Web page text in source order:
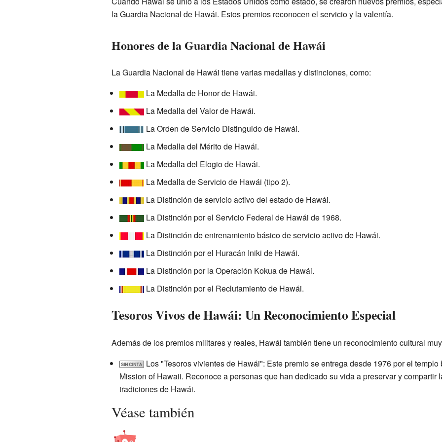
la Guardia Nacional de Hawái. Estos premios reconocen el servicio y la valentía.
Honores de la Guardia Nacional de Hawái
La Guardia Nacional de Hawái tiene varias medallas y distinciones, como:
La Medalla de Honor de Hawái.
La Medalla del Valor de Hawái.
La Orden de Servicio Distinguido de Hawái.
La Medalla del Mérito de Hawái.
La Medalla del Elogio de Hawái.
La Medalla de Servicio de Hawái (tipo 2).
La Distinción de servicio activo del estado de Hawái.
La Distinción por el Servicio Federal de Hawái de 1968.
La Distinción de entrenamiento básico de servicio activo de Hawái.
La Distinción por el Huracán Iniki de Hawái.
La Distinción por la Operación Kokua de Hawái.
La Distinción por el Reclutamiento de Hawái.
Tesoros Vivos de Hawái: Un Reconocimiento Especial
Además de los premios militares y reales, Hawái también tiene un reconocimiento cultural
Los "Tesoros vivientes de Hawái": Este premio se entrega desde 1976 por el
Mission of Hawaii. Reconoce a personas que han dedicado su vida a preservar y compartir
tradiciones de Hawái.
Véase también